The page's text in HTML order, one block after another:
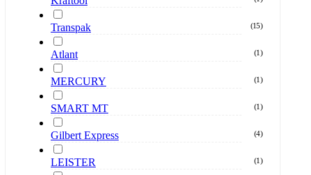
Transpak (15)
Atlant (1 )
MERCURY (1 )
SMART MT (1 )
Gilbert Express (4)
LEISTER (1 )